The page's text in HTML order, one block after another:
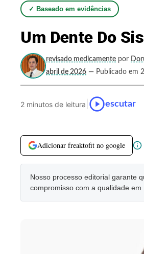
✓ Baseado em evidências
Um Dente Do
revisado medicamente por
abril de 2026 — Publicado em
2 minutos de leitura escutar
Adicionar freaktofit no google
Nosso processo editorial garante
compromisso com a qualidade em